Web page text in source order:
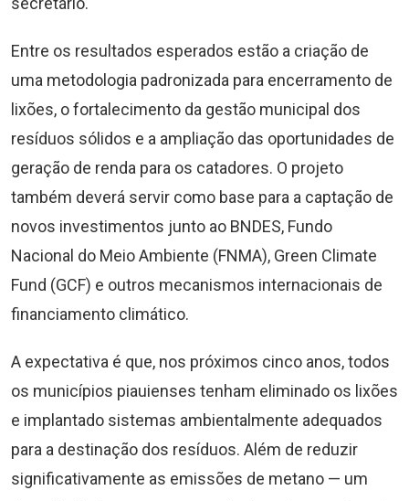
Entre os resultados esperados estão a criação de
uma metodologia padronizada para encerramento de
lixões, o fortalecimento da gestão municipal dos
resíduos sólidos e a ampliação das oportunidades de
geração de renda para os catadores. O projeto
também deverá servir como base para a captação de
novos investimentos junto ao BNDES, Fundo
Nacional do Meio Ambiente (FNMA), Green Climate
Fund (GCF) e outros mecanismos internacionais de
financiamento climático.
A expectativa é que, nos próximos cinco anos, todos
os municípios piauienses tenham eliminado os lixões
e implantado sistemas ambientalmente adequados
para a destinação dos resíduos. Além de reduzir
significativamente as emissões de metano — um